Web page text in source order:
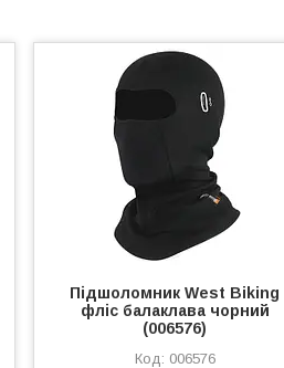
Підшоломник West Biking
фліс балаклава чорний
(006576)
006576